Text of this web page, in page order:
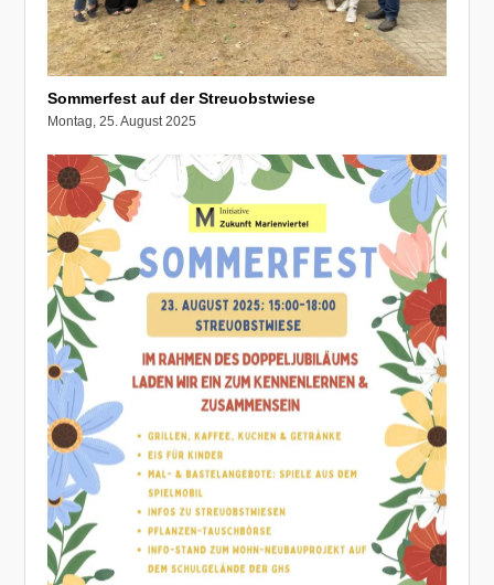
Sommerfest auf der Streuobstwiese
Montag, 25. August 2025